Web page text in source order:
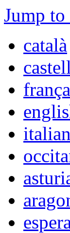
Jump
català